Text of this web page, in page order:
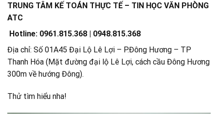
TRUNG TÂM KẾ TOÁN THỰC TẾ – TIN HỌC VĂN PHÒNG
ATC
Hotline: 0961.815.368 | 0948.815.368
Địa chỉ: Số 01A45 Đại Lộ Lê Lợi – P.Đông Hương – TP
Thanh Hóa (Mặt đường đại lộ Lê Lợi, cách cầu Đông Hương
300m về hướng Đông).
Thử tìm hiểu nha!